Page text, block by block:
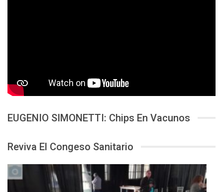
EUGENIO SIMONETTI: Chips En Vacunos
Reviva El Congeso Sanitario